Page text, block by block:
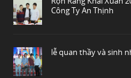
Công Ty An Thịnh
lễ quan thầy và sinh